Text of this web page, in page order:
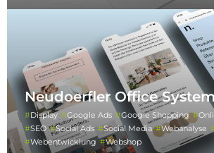
Neudoerfler Office
Display Google Ads Google Shopping
SEO
Social Ads Social Media Webanalyse
Webentwicklung
Webshop